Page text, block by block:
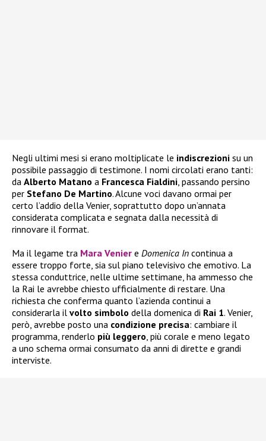
Negli ultimi mesi si erano moltiplicate le indiscrezioni su un
possibile passaggio di testimone. I nomi circolati erano tanti:
da Alberto Matano a Francesca Fialdini, passando persino
per Stefano De Martino. Alcune voci davano ormai per
certo l’addio della Venier, soprattutto dopo un’annata
considerata complicata e segnata dalla necessità di
rinnovare il format.
Ma il legame tra Mara Venier e Domenica In continua a
essere troppo forte, sia sul piano televisivo che emotivo. La
stessa conduttrice, nelle ultime settimane, ha ammesso che
la Rai le avrebbe chiesto ufficialmente di restare. Una
richiesta che conferma quanto l’azienda continui a
considerarla il volto simbolo della domenica di Rai 1. Venier,
però, avrebbe posto una condizione precisa: cambiare il
programma, renderlo più leggero, più corale e meno legato
a uno schema ormai consumato da anni di dirette e grandi
interviste.